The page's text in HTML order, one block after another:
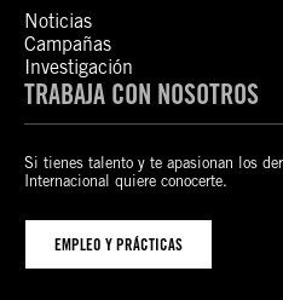
Noticias
Campañas
Investigación
TRABAJA CON NOSOTROS
Si tienes talento y te apasionan los
Internacional quiere conocerte.
EMPLEO Y PRÁCTICAS